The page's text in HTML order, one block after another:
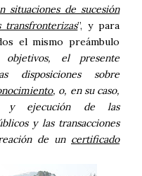
situaciones de sucesión
transfronterizas”, y para
el mismo preámbulo
objetivos, el presente
disposiciones sobre
, o, en su caso,
ejecución de las
y las transacciones
de un certificado